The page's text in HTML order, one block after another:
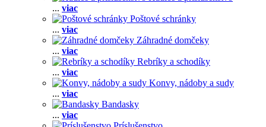
... viac
Poštové schránky
... viac
Záhradné domčeky
... viac
Rebríky a schodíky
... viac
Konvy, nádoby a sudy
... viac
Bandasky
... viac